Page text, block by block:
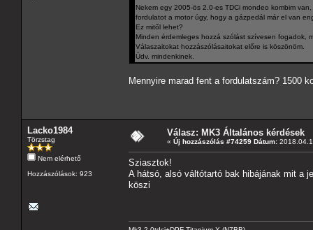
Nekem egy 2005-ös 2.0-es TDCi mondeo kombim
fordulatot a motor úgy, hogy a gázpedál már el van
Ez mitől lehet?
Minden érdemleges hozzá szólást szívesen fogadok,
Válaszaitokat hozzászólásaitokat előre is köszönöm.
Üdv. mindenkinek.
Mennyire marad fent a fordulatszám? 1500
Lacko1984
Törzstag
Nem elérhető
Hozzászólások: 923
Válasz: MK3 Általános kérdések
« Új hozzászólás #74259 Dátum:
Sziasztok!
A hátsó, alsó váltótartó bak hibájának mit a
köszi